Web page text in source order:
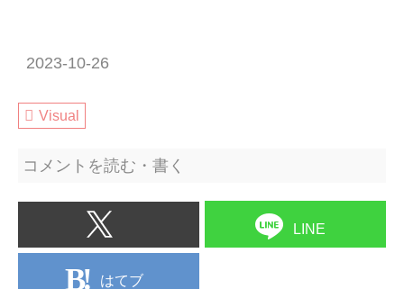
2023-10-26
Visual
コメントを読む・書く
LINE
はてブ